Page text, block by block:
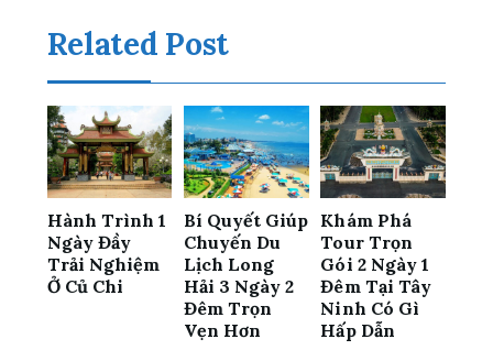
Related Post
Hành Trình 1
Ngày Đầy
Trải Nghiệm
Ở Củ Chi
Bí Quyết Giúp
Chuyến Du
Lịch Long
Hải 3 Ngày 2
Đêm Trọn
Vẹn Hơn
Khám Phá
Tour Trọn
Gói 2 Ngày 1
Đêm Tại Tây
Ninh Có Gì
Hấp Dẫn